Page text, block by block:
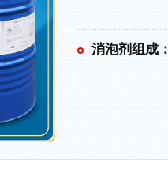
消泡剂组成：